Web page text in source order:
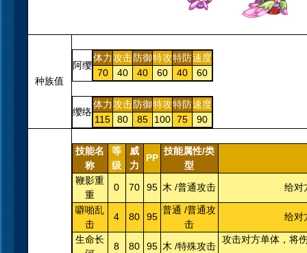
种族值
阿缨
体力攻击防御特攻特防速度
70
40 40 60 40 60
缨络
体力攻击防御特攻特防速度
115
80 85 100 75 90
技能名
称
等
级
威
力
PP
技能属性/类
型
鞭影重
重
0 70 95 木 /普通攻击 给对
噼啪乱
击
4 80 95
普通 /普通攻
击
给对
生命长
8 80 95 木 /特殊攻击
攻击对方单体，将